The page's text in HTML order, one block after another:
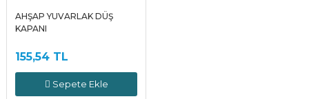
AHŞAP YUVARLAK DÜŞ
KAPANI
155,54 TL
Sepete Ekle